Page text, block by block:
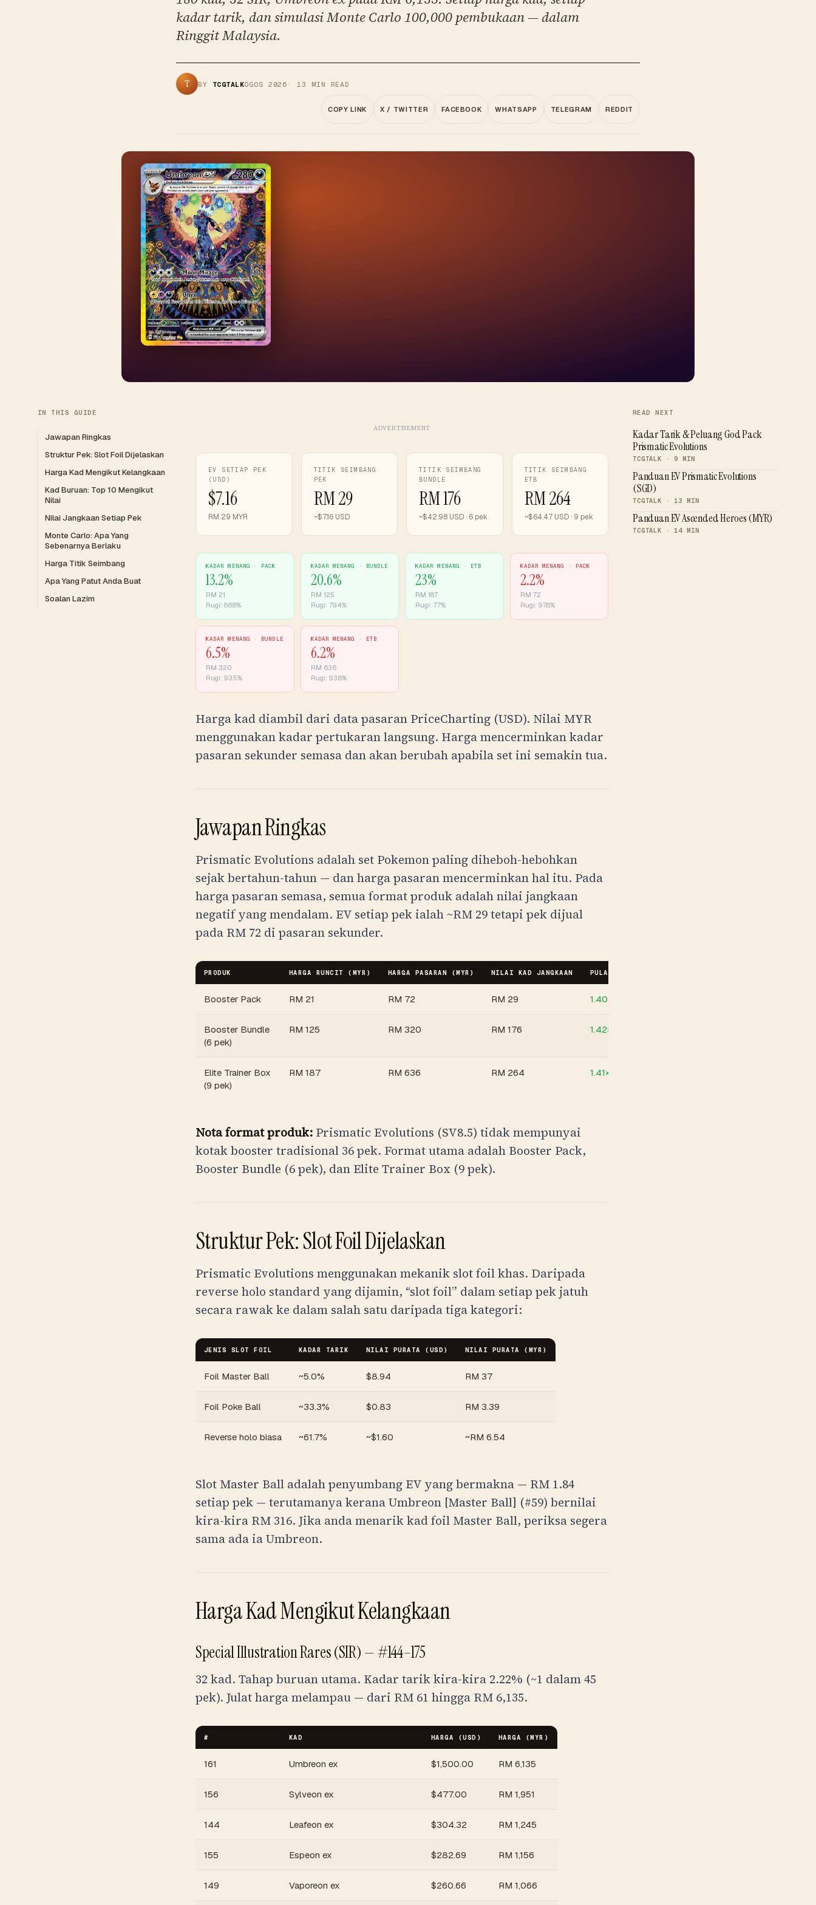
kadar tarik, dan simulasi Monte Carlo 100,000 pembukaan — dalam
Ringgit Malaysia.
T BY TCGTALKOGOS 2026 ·13 MIN READ
COPY LINK X / TWITTER FACEBOOK WHATSAPP TELEGRAM REDDIT
IN THIS GUIDE
Jawapan Ringkas
Struktur Pek: Slot Foil Dijelaskan
Harga Kad Mengikut Kelangkaan
Kad Buruan: Top 10 Mengikut
Nilai
Nilai Jangkaan Setiap Pek
Monte Carlo: Apa Yang
Sebenarnya Berlaku
Harga Titik Seimbang
Apa Yang Patut Anda Buat
Soalan Lazim
ADVERTISEMENT
EV SETIAP PEK
(USD)
$7.16
RM 29 MYR
TITIK SEIMBANG
PEK
RM 29
~$7.16 USD
TITIK SEIMBANG
BUNDLE
RM 176
~$42.98 USD · 6 pek
TITIK SEIMBANG
ETB
RM 264
~$64.47 USD · 9 pek
KADAR MENANG · PACK
13.2%
RM 21
Rugi: 86.8%
KADAR MENANG · BUNDLE
20.6%
RM 125
Rugi: 79.4%
KADAR MENANG · ETB
23%
RM 187
Rugi: 77%
KADAR MENANG · PACK
2.2%
RM 72
Rugi: 97.8%
KADAR MENANG · BUNDLE
6.5%
RM 320
Rugi: 93.5%
KADAR MENANG · ETB
6.2%
RM 636
Rugi: 93.8%
Harga kad diambil dari data pasaran PriceCharting (USD). Nilai MYR
menggunakan kadar pertukaran langsung. Harga mencerminkan kadar
pasaran sekunder semasa dan akan berubah apabila set ini semakin tua.
Jawapan Ringkas
Prismatic Evolutions adalah set Pokemon paling diheboh-hebohkan
sejak bertahun-tahun — dan harga pasaran mencerminkan hal itu. Pada
harga pasaran semasa, semua format produk adalah nilai jangkaan
negatif yang mendalam. EV setiap pek ialah ~RM 29tetapi pek dijual
pada RM 72 di pasaran sekunder.
PRODUK HARGA RUNCIT ( MYR ) HARGA PASARAN (MYR ) NILAI KAD JANGKAAN PULANGAN DI RUNCIT
Booster Pack RM 21 RM 72 RM 29 1.40×
Booster Bundle
(6 pek)
RM 125 RM 320 RM 176 1.42×
Elite Trainer Box
(9 pek)
RM 187 RM 636 RM 264 1.41×
Nota format produk: Prismatic Evolutions (SV8.5) tidak mempunyai
kotak booster tradisional 36 pek. Format utama adalah Booster Pack,
Booster Bundle (6 pek), dan Elite Trainer Box (9 pek).
Struktur Pek: Slot Foil Dijelaskan
Prismatic Evolutions menggunakan mekanik slot foil khas. Daripada
reverse holo standard yang dijamin, “slot foil” dalam setiap pek jatuh
secara rawak ke dalam salah satu daripada tiga kategori:
JENIS SLOT FOIL KADAR TARIK NILAI PURATA (USD) NILAI PURATA ( MYR )
Foil Master Ball ~5.0% $8.94 RM 37
Foil Poke Ball ~33.3% $0.83 RM 3.39
Reverse holo biasa ~61.7% ~$1.60 ~RM 6.54
Slot Master Ball adalah penyumbang EV yang bermakna — RM 1.84
setiap pek — terutamanya kerana Umbreon [Master Ball] (#59) bernilai
kira-kira RM 316. Jika anda menarik kad foil Master Ball, periksa segera
sama ada ia Umbreon.
Harga Kad Mengikut Kelangkaan
Special Illustration Rares (SIR) — #144–175
32 kad. Tahap buruan utama. Kadar tarik kira-kira 2.22% (~1 dalam 45
pek). Julat harga melampau — dari RM 61 hingga RM 6,135.
# KAD HARGA (USD) HARGA (MYR )
161 Umbreon ex $1,500.00 RM 6,135
156 Sylveon ex $477.00 RM 1,951
144 Leafeon ex $304.32 RM 1,245
155 Espeon ex $282.69 RM 1,156
149 Vaporeon ex $260.66 RM 1,066
READ NEXT
Kadar Tarik & Peluang God Pack
Prismatic Evolutions
TCGTALK · 9 MIN
Panduan EV Prismatic Evolutions
(SGD)
TCGTALK · 13 MIN
Panduan EV Ascended Heroes (MYR)
TCGTALK · 14 MIN